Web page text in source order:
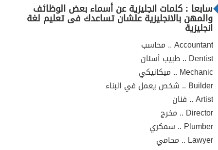
سابعا : كلمات انجليزية عن أسماء بعض الوظائف
والمهن بالانجليزية علشان تساعدك فى تعليم لغة
انجليزية
Accountant .. محاسب
Dentist .. طبيب أسنان
Mechanic .. ميكانيكي
Builder .. شخص يعمل في البناء
Artist .. فنان
Director .. مخرج
Plumber .. سمكري
Lawyer .. محامي